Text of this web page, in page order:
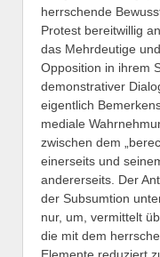
herrschende
Protest bereitwillig
das Mehrdeutige
Opposition in ihrem
demonstrativer
eigentlich
mediale
zwischen dem
einerseits und
andererseits. Der
der Subsumtion
nur, um, vermittelt
die mit dem